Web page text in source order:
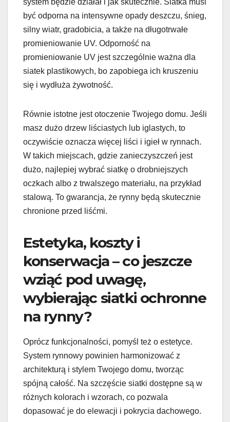
system będzie działał i jak skutecznie. Siatka musi
być odporna na intensywne opady deszczu, śnieg,
silny wiatr, gradobicia, a także na długotrwałe
promieniowanie UV. Odporność na
promieniowanie UV jest szczególnie ważna dla
siatek plastikowych, bo zapobiega ich kruszeniu
się i wydłuża żywotność.
Równie istotne jest otoczenie Twojego domu. Jeśli
masz dużo drzew liściastych lub iglastych, to
oczywiście oznacza więcej liści i igieł w rynnach.
W takich miejscach, gdzie zanieczyszczeń jest
dużo, najlepiej wybrać siatkę o drobniejszych
oczkach albo z trwalszego materiału, na przykład
stalową. To gwarancja, że rynny będą skutecznie
chronione przed liśćmi.
Estetyka, koszty i
konserwacja – co jeszcze
wziąć pod uwagę,
wybierając siatki ochronne
na rynny?
Oprócz funkcjonalności, pomyśl też o estetyce.
System rynnowy powinien harmonizować z
architekturą i stylem Twojego domu, tworząc
spójną całość. Na szczęście siatki dostępne są w
różnych kolorach i wzorach, co pozwala
dopasować je do elewacji i pokrycia dachowego.